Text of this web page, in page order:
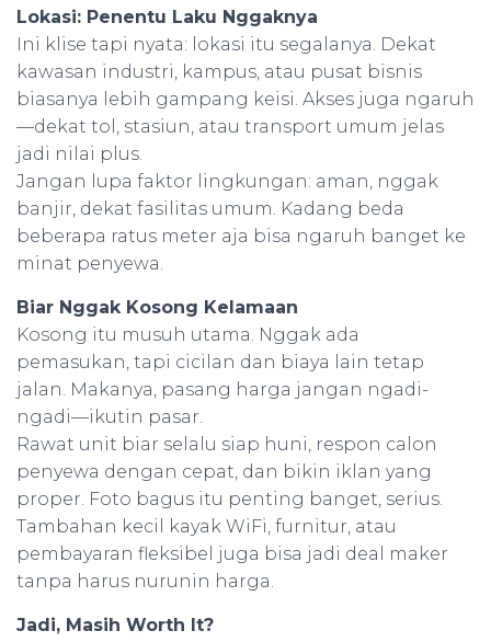
Lokasi: Penentu Laku Nggaknya
Ini klise tapi nyata: lokasi itu segalanya. Dekat
kawasan industri, kampus, atau pusat bisnis
biasanya lebih gampang keisi. Akses juga ngaruh
—dekat tol, stasiun, atau transport umum jelas
jadi nilai plus.
Jangan lupa faktor lingkungan: aman, nggak
banjir, dekat fasilitas umum. Kadang beda
beberapa ratus meter aja bisa ngaruh banget ke
minat penyewa.
Biar Nggak Kosong Kelamaan
Kosong itu musuh utama. Nggak ada
pemasukan, tapi cicilan dan biaya lain tetap
jalan. Makanya, pasang harga jangan ngadi-
ngadi—ikutin pasar.
Rawat unit biar selalu siap huni, respon calon
penyewa dengan cepat, dan bikin iklan yang
proper. Foto bagus itu penting banget, serius.
Tambahan kecil kayak WiFi, furnitur, atau
pembayaran fleksibel juga bisa jadi deal maker
tanpa harus nurunin harga.
Jadi, Masih Worth It?